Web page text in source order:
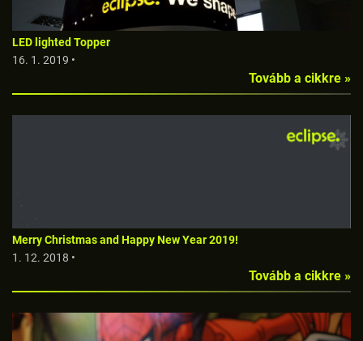
LED lighted Topper
16. 1. 2019 •
Tovább a cikkre »
Merry Christmas and Happy New Year 2019!
1. 12. 2018 •
Tovább a cikkre »